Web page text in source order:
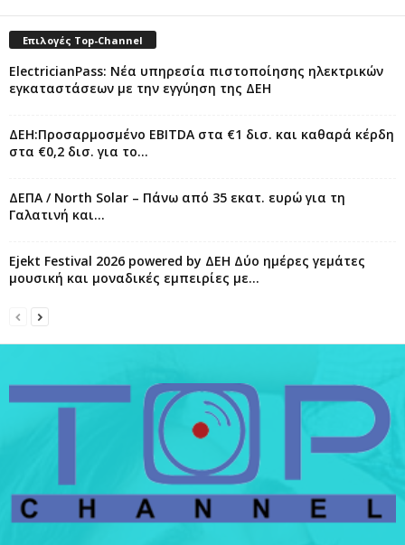
Επιλογές Top-Channel
ElectricianPass: Νέα υπηρεσία πιστοποίησης ηλεκτρικών
εγκαταστάσεων με την εγγύηση της ΔΕΗ
ΔΕΗ:Προσαρμοσμένο EBITDA στα €1 δισ. και καθαρά κέρδη
στα €0,2 δισ. για το...
ΔΕΠΑ / North Solar – Πάνω από 35 εκατ. ευρώ για τη
Γαλατινή και...
Ejekt Festival 2026 powered by ΔΕΗ Δύο ημέρες γεμάτες
μουσική και μοναδικές εμπειρίες με...